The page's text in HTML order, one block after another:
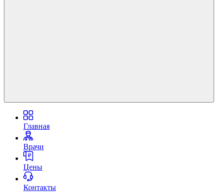
Главная
Врачи
Цены
Контакты